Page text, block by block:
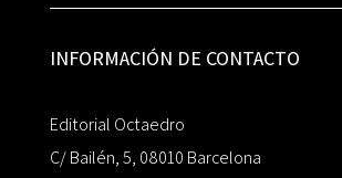
INFORMACIÓN DE CONTACTO
Editorial Octaedro
C/ Bailén, 5, 08010 Barcelona